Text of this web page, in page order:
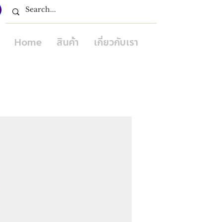
Home สินค้า เกี่ยวกับเรา